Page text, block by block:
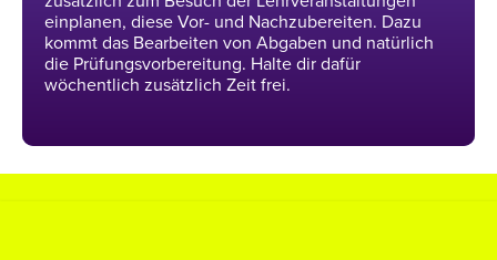
einplanen, diese Vor- und Nachzubereiten. Dazu
kommt das Bearbeiten von Abgaben und natürlich
die Prüfungsvorbereitung. Halte dir dafür
wöchentlich zusätzlich Zeit frei.